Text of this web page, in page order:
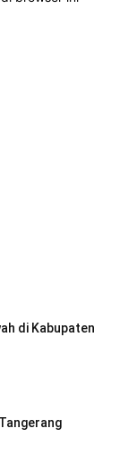
di Kabupaten